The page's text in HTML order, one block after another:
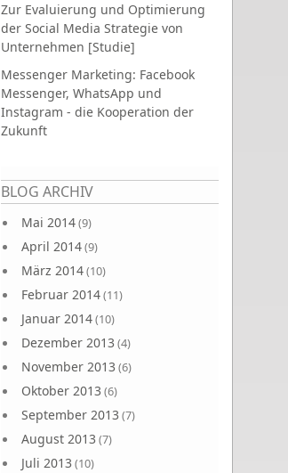
Zur Evaluierung und Optimierung
der Social Media Strategie von
Unternehmen [Studie]
Messenger Marketing: Facebook
Messenger, WhatsApp und
Instagram - die Kooperation der
Zukunft
BLOG ARCHIV
Mai 2014(9)
April 2014(9)
März 2014(10)
Februar 2014(11)
Januar 2014(10)
Dezember 2013 (4)
November 2013 (6)
Oktober 2013 (6)
September 2013 (7)
August 2013 (7)
Juli 2013 (10)
Seiten